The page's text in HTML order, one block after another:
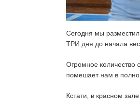
Сегодня мы
ТРИ дня до начала
Огромное количество
помешает нам в
Кстати, в красном